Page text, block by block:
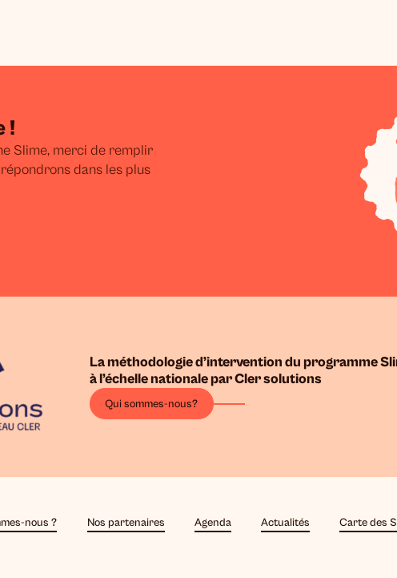
!
Slime, merci de remplir
dans les plus
La méthodologie d’intervention du programme
à l’échelle nationale par Cler solutions
Qui sommes-nous?
nous ? Nos partenaires Agenda Actualités Carte des